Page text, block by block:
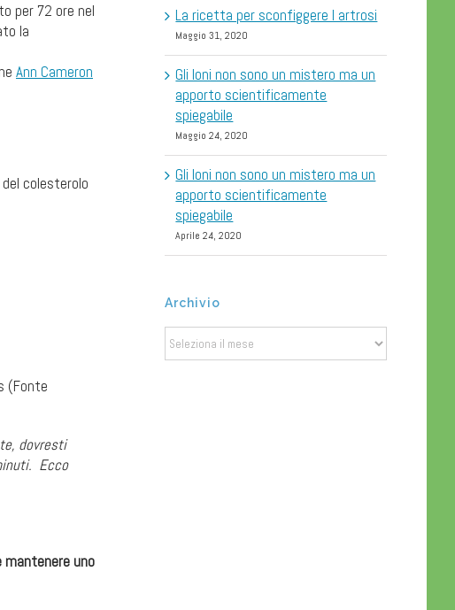
per 72 ore nel
la
Ann Cameron
colesterolo
(Fonte
dovresti
Ecco
mantenere uno
La ricetta per sconfiggere l artrosi
Maggio 31, 2020
Gli Ioni non sono un mistero ma un
apporto scientificamente
spiegabile
Maggio 24, 2020
Gli Ioni non sono un mistero ma un
apporto scientificamente
spiegabile
Aprile 24, 2020
Archivio
Archivio